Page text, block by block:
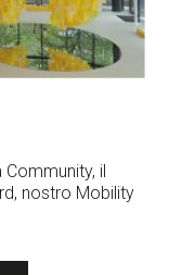
il
nostro Mobility